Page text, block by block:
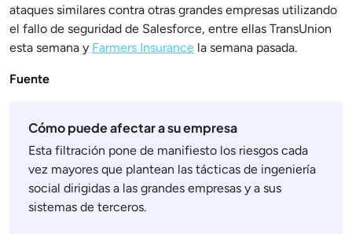
ataques similares contra otras grandes empresas utilizando
el fallo de seguridad de Salesforce, entre ellas TransUnion
esta semana y Farmers Insurance la semana pasada.
Fuente
Cómo puede afectar a su empresa
Esta filtración pone de manifiesto los riesgos cada
vez mayores que plantean las tácticas de ingeniería
social dirigidas a las grandes empresas y a sus
sistemas de terceros.